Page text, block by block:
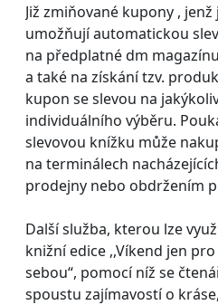
Již zmiňované kupony ,
umožňují automatickou
na předplatné dm
a také na získání tzv.
kupon se slevou na
individuálního výběru.
slevovou knížku může
na terminálech
prodejny nebo obdržením
Další služba, kterou lze
knižní edice ,,Víkend jen
sebou“, pomocí níž se
spoustu zajímavostí o